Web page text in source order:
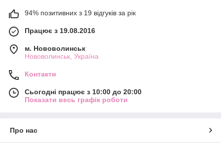
94% позитивних з 19 відгуків за рік
Працює з 19.08.2016
м. Нововолинськ
Нововолинськ, Україна
Контакти
Сьогодні працює з 10:00 до 20:00
Показати весь графік роботи
Про нас